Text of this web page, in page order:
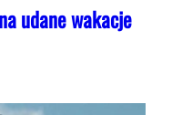
udane wakacje